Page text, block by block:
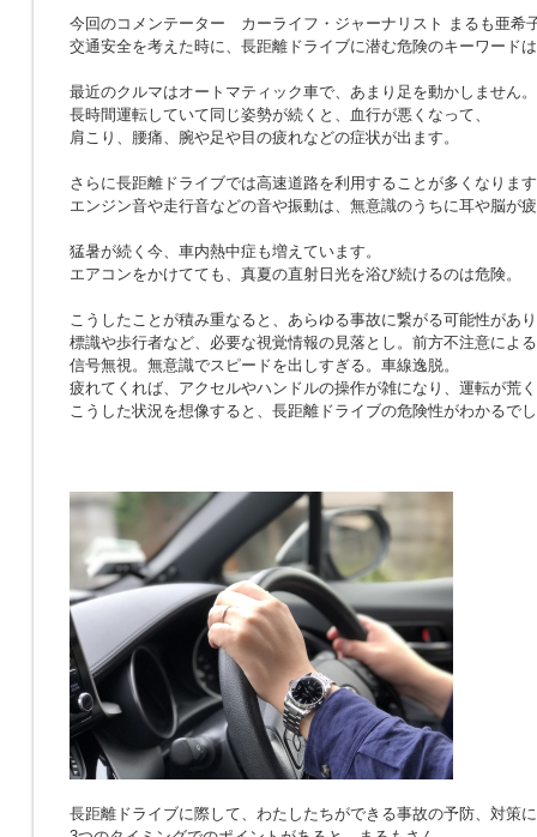
今回のコメンテーター カーライフ・ジャーナリスト まるも亜希
交通安全を考えた時に、長距離ドライブに潜む危険のキーワード
最近のクルマはオートマティック車で、あまり足を動かしません。
長時間運転していて同じ姿勢が続くと、血行が悪くなって、
肩こり、腰痛、腕や足や目の疲れなどの症状が出ます。
さらに長距離ドライブでは高速道路を利用することが多くなりま
エンジン音や走行音などの音や振動は、無意識のうちに耳や脳が
猛暑が続く今、車内熱中症も増えています。
エアコンをかけてても、真夏の直射日光を浴び続けるのは危険。
こうしたことが積み重なると、あらゆる事故に繋がる可能性があ
標識や歩行者など、必要な視覚情報の見落とし。前方不注意によ
信号無視。無意識でスピードを出しすぎる。車線逸脱。
疲れてくれば、アクセルやハンドルの操作が雑になり、運転が荒
こうした状況を想像すると、長距離ドライブの危険性がわかるで
長距離ドライブに際して、わたしたちができる事故の予防、対策